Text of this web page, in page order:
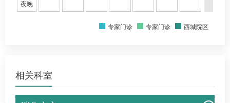
夜晚
专家门诊 专家门诊 西城院区
相关科室